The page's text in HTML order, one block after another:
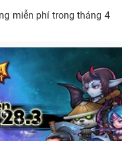
miễn phí trong tháng 4